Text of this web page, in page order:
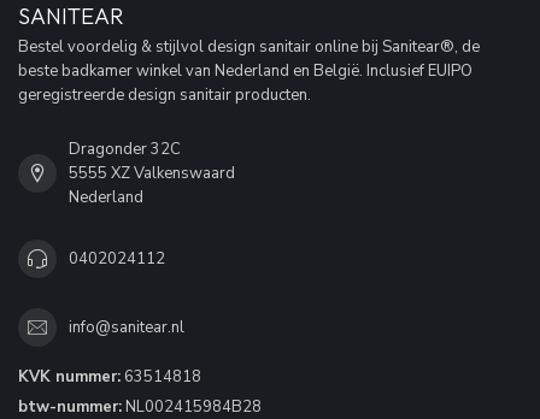
SANITEAR
Bestel voordelig & stijlvol design sanitair online bij Sanitear®, de
beste badkamer winkel van Nederland en België. Inclusief EUIPO
geregistreerde design sanitair producten.
Dragonder 32C
5555 XZ Valkenswaard
Nederland
0402024112
info@sanitear.nl
KVK nummer: 63514818
btw-nummer: NL002415984B28